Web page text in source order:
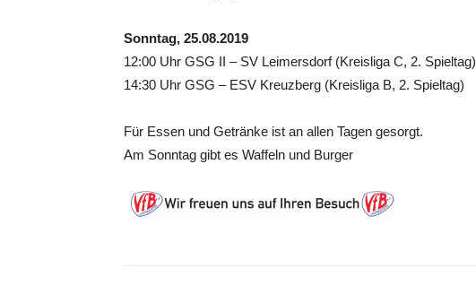
Sonntag, 25.08.2019
12:00 Uhr GSG II – SV Leimersdorf (Kreisliga C, 2. Spieltag)
14:30 Uhr GSG – ESV Kreuzberg (Kreisliga B, 2. Spieltag)
Für Essen und Getränke ist an allen Tagen gesorgt.
Am Sonntag gibt es Waffeln und Burger